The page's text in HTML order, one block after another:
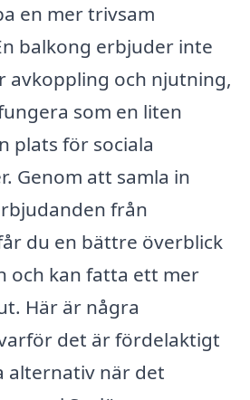
en mer trivsam
balkong erbjuder inte
avkoppling och njutning,
som en liten
plats för sociala
Genom att samla in
från
du en bättre överblick
och kan fatta ett mer
Här är några
det är fördelaktigt
alternativ när det